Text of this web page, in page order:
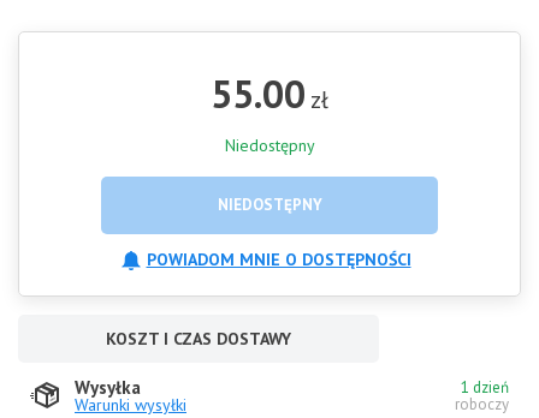
55.00 zł
Niedostępny
NIEDOSTĘPNY
POWIADOM MNIE O DOSTĘPNOŚCI
KOSZT I CZAS DOSTAWY
Wysyłka
Warunki wysyłki
1 dzień
roboczy